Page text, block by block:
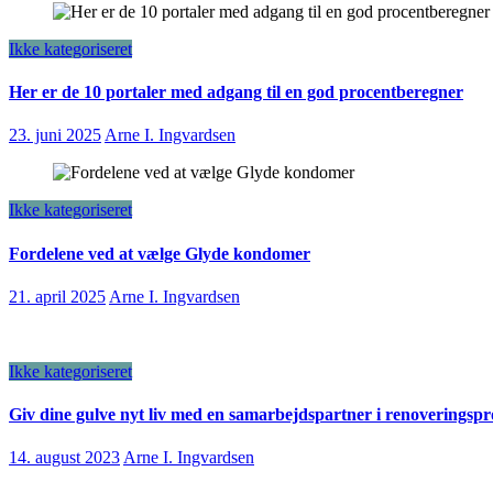
Ikke kategoriseret
Her er de 10 portaler med adgang til en god procentberegner
23. juni 2025 Arne I. Ingvardsen
Ikke kategoriseret
Fordelene ved at vælge Glyde kondomer
21. april 2025 Arne I. Ingvardsen
Ikke kategoriseret
Giv dine gulve nyt liv med en samarbejdspartner i
14. august 2023Arne I. Ingvardsen